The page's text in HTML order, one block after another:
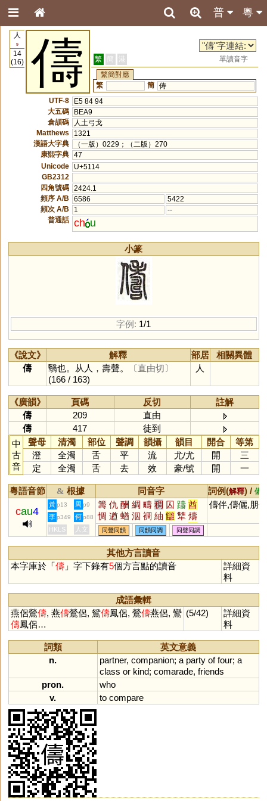
粵
普
人
9
14
(16)
儔 繁 簡 港
單讀音字
繁簡對應
繁
簡 俦
UTF-8
E5 84 94
大五碼
BEA9
倉頡碼
人土弓戈
Matthews
1321
漢語大字典
（一版）0229；（二版）270
康熙字典 47
Unicode
U+5114
GB2312
四角號碼 2424.1
頻序 A/B
6586
5422
頻次 A/B
1
--
普通話 ch u
小篆
字例: 1/1
《說文》 解釋 部居
相關異體
儔
翳也。从人，壽聲。
〔直由切〕
(166 / 163)
人
《廣韻》 頁碼 反切
註解
儔
209
直由
儔
417
徒到
中
古
音
聲母 清濁 部位 聲調 韻攝 韻目 開合
等第
澄
全濁 舌 平 流 尤/尤 開
三
定
全濁 舌 去 效 豪/號 開 一
粵語音節 & 根據 同音字 詞例(解釋) / 備
cau4
黃 p13 周 p9 籌 仇 酬 綢 疇 稠 囚 躊 酋
惆 遒 蝤 泅 裯 紬 讎 犨 燽
鮂 幬 懤 唒 嬦 栦 椆 煪 雔
苬 菗 薵 絒 鰽 鯦 恘 詶 崷
儔伴,儔儷,朋儔
李 p349 何 p88
HKLS 人文 同聲同韻 同韻同調 同聲同調
其他方言讀音
本字庫於「儔」字下錄有5個方言點的讀音
詳細資
料
成語彙輯
燕侶鶯儔, 燕儔鶯侶, 鴛儔鳳侶, 鶯儔燕侶, 鸞
儔鳳侶…
(5/42)
詳細資
料
詞類
英文意義
n.
partner, companion; a party of four; a
class or kind; comarade, friends
pron.
who
v.
to compare